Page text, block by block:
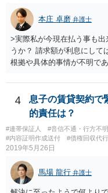
です」と伝えること です。
せんから，弁護士に相談し
しょう。
本庄 卓磨 弁護士
>実際私が今現在払う事も
うか？ 請求額が利息にして
根拠や具体的事情が不明で
場合は無視でいいと思いま
をしても，相手にされない
どをしてくる可能性も低い
でしょうか？ 時効が主張で
内容が明らかでないため判
4
息子の賃貸契約で
的責任は？
#連帯保証人 #音信不通・行方不
#内容証明作成送付
#債権回収代行
2019年5月26日
馬場 龍行 弁護士